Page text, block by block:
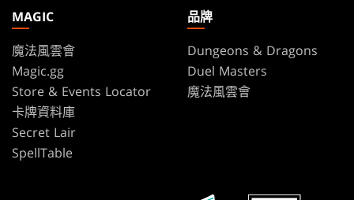
MAGIC
魔法風雲會
Magic.gg
Store & Events Locator
卡牌資料庫
Secret Lair
SpellTable
品牌
Dungeons & Dragons
Duel Masters
魔法風雲會